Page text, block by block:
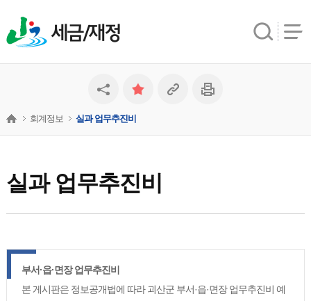
세금/재정
실과 업무추진비
회계정보 실과 업무추진비
부서·읍·면장 업무추진비
본 게시판은 정보공개법에 따라 괴산군 부서·읍·면장 업무추진비 예